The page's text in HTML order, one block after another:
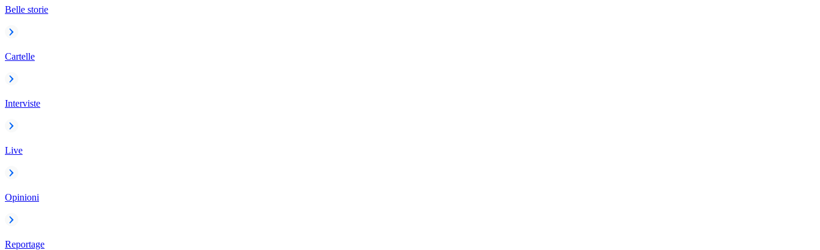
Belle storie
Cartelle
Interviste
Live
Opinioni
Reportage